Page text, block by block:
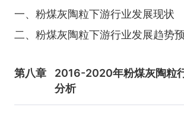
一、粉煤灰陶粒下游行业发展现状
二、粉煤灰陶粒下游行业发展趋势
第八章
2016-2020年粉煤灰陶粒
分析